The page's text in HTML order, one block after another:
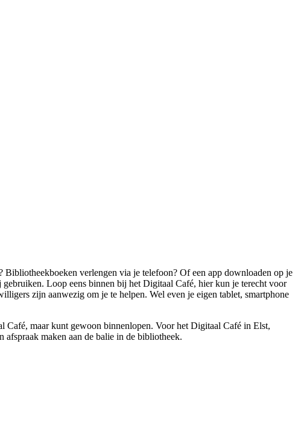
Bibliotheekboeken verlengen via je telefoon? Of een app downloaden op je
Loop eens binnen bij het Digitaal Café, hier kun je terecht voor
zijn aanwezig om je te helpen. Wel even je eigen tablet, smartphone
Café, maar kunt gewoon binnenlopen. Voor het Digitaal Café in Elst,
afspraak maken aan de balie in de bibliotheek.